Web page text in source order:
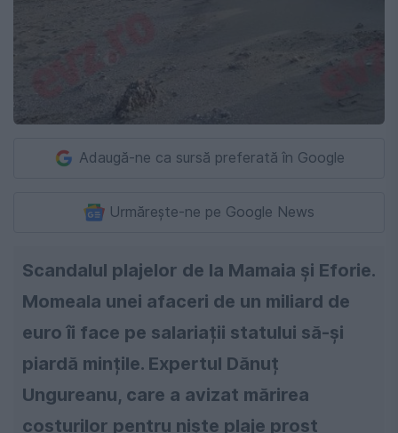
Adaugă-ne ca sursă preferată în Google
Urmărește-ne pe Google News
​Scandalul plajelor de la Mamaia și Eforie.
Momeala unei afaceri de un miliard de
euro îi face pe salariații statului să-și
piardă mințile. Expertul Dănuț
Ungureanu, care a avizat mărirea
costurilor pentru niște plaje prost